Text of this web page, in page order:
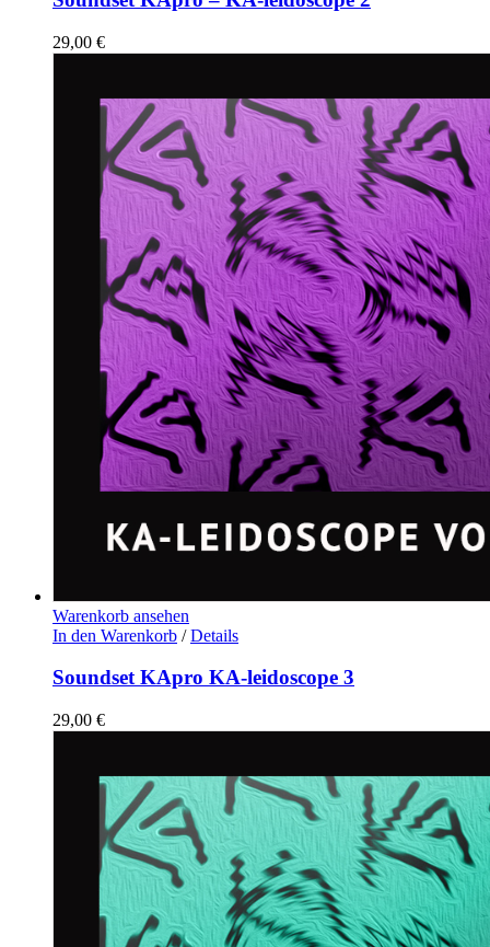
29,00 €
Warenkorb ansehen
In den Warenkorb / Details
Soundset KApro KA-leidoscope 3
29,00 €